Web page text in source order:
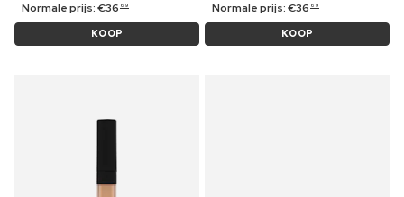
Normale prijs:€36 69
KOOP
Normale prijs:€36 69
KOOP